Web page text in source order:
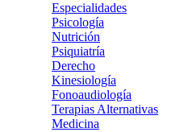
Especialidades
Psicología
Nutrición
Psiquiatría
Derecho
Kinesiología
Fonoaudiología
Terapias Alternativas
Medicina